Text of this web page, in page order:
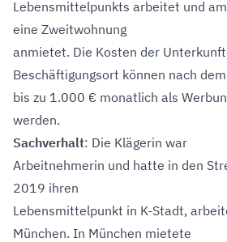
Lebensmittelpunkts arbeitet und
eine Zweitwohnung
anmietet. Die Kosten der
Beschäftigungsort können nach
bis zu 1.000 € monatlich als
werden.
Sachverhalt: Die Klägerin war
Arbeitnehmerin und hatte in den
2019 ihren
Lebensmittelpunkt in K-Stadt,
München. In München mietete